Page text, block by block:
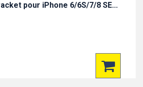
pour iPhone 6/6S/7/8 SE...